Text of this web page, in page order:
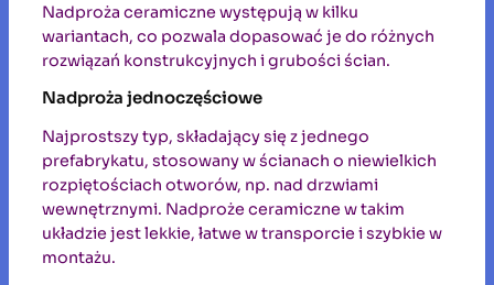
Nadproża ceramiczne występują w kilku
wariantach, co pozwala dopasować je do różnych
rozwiązań konstrukcyjnych i grubości ścian.
Nadproża jednoczęściowe
Najprostszy typ, składający się z jednego
prefabrykatu, stosowany w ścianach o niewielkich
rozpiętościach otworów, np. nad drzwiami
wewnętrznymi. Nadproże ceramiczne w takim
układzie jest lekkie, łatwe w transporcie i szybkie w
montażu.